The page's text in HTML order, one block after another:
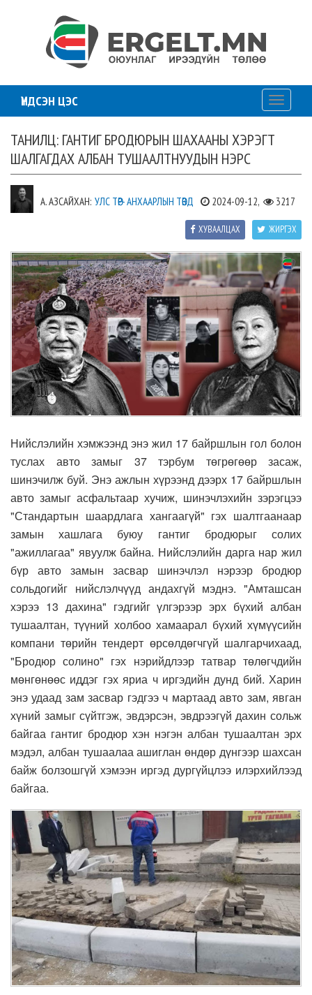
ҮНДСЭН ЦЭС
Toggle
ТАНИЛЦ: ГАНТИГ БРОДЮРЫН ШАХААНЫ ХЭРЭГТ
ШАЛГАГДАХ АЛБАН ТУШААЛТНУУДЫН НЭРС
А. АЗСАЙХАН: УЛС ТӨР- АНХААРЛЫН ТӨВД 2024-09-12, 3217
ЖИРГЭХ
ХУВААЛЦАХ
Нийслэлийн хэмжээнд энэ жил 17 байршлын гол болон
туслах авто замыг 37 тэрбум төгрөгөөр засаж,
шинэчилж буй. Энэ ажлын хүрээнд дээрх 17 байршлын
авто замыг асфальтаар хучиж, шинэчлэхийн зэрэгцээ
"Стандартын шаардлага хангаагүй" гэх шалтгаанаар
замын хашлага буюу гантиг бродюрыг солих
"ажиллагаа" явуулж байна. Нийслэлийн дарга нар жил
бүр авто замын засвар шинэчлэл нэрээр бродюр
сольдогийг нийслэлчүүд андахгүй мэднэ. "Амташсан
хэрээ 13 дахина" гэдгийг үлгэрээр эрх бүхий албан
тушаалтан, түүний холбоо хамаарал бүхий хүмүүсийн
компани төрийн тендерт өрсөлдөгчгүй шалгарчихаад,
"Бродюр солино" гэх нэрийдлээр татвар төлөгчдийн
мөнгөнөөс иддэг гэх яриа ч иргэдийн дунд бий. Харин
энэ удаад зам засвар гэдгээ ч мартаад авто зам, явган
хүний замыг сүйтгэж, эвдэрсэн, эвдрээгүй дахин сольж
байгаа гантиг бродюр хэн нэгэн албан тушаалтан эрх
мэдэл, албан тушаалаа ашиглан өндөр дүнгээр шахсан
байж болзошгүй хэмээн иргэд дургүйцлээ илэрхийлээд
байгаа.